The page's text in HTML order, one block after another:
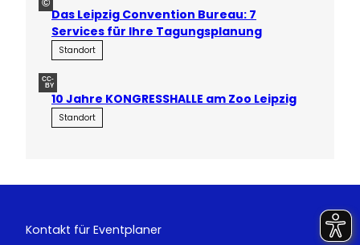
Das Leipzig Convention Bureau: 7
Services für Ihre Tagungsplanung
Standort
CC-
BY
10 Jahre KONGRESSHALLE am Zoo Leipzig
Standort
Kontakt für Eventplaner